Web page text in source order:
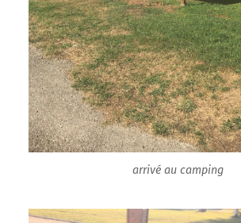
arrivé au camping